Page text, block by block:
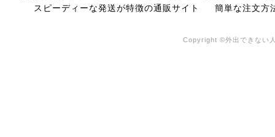
スピーディーな発送が特徴の通販サイト
簡単な注文方
Copyright ©外出できない